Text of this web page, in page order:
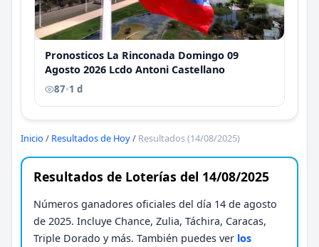
Pronosticos La Rinconada Domingo 09
Agosto 2026 Lcdo Antoni Castellano
87•1 d
Inicio / Resultados de Hoy/ Resultados (14/08/2025)
Resultados de Loterías del 14/08/2025
Números ganadores oficiales del día 14 de agosto
de 2025. Incluye Chance, Zulia, Táchira, Caracas,
Triple Dorado y más. También puedes ver los